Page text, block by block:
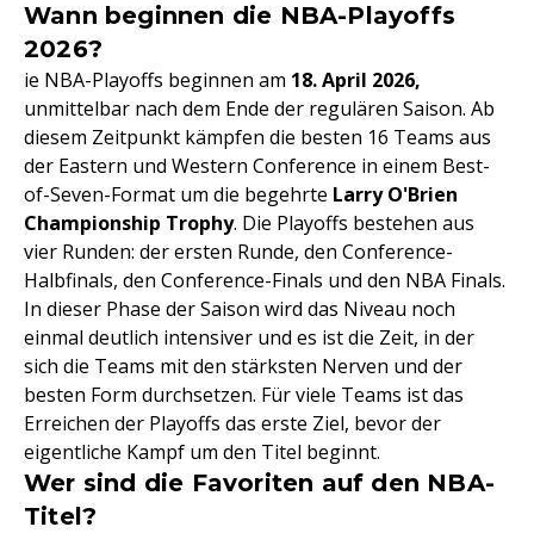
Wann beginnen die NBA-Playoffs
2026?
ie NBA-Playoffs beginnen am 18. April 2026,
unmittelbar nach dem Ende der regulären Saison. Ab
diesem Zeitpunkt kämpfen die besten 16 Teams aus
der Eastern und Western Conference in einem Best-
of-Seven-Format um die begehrte Larry O'Brien
Championship Trophy. Die Playoffs bestehen aus
vier Runden: der ersten Runde, den Conference-
Halbfinals, den Conference-Finals und den NBA Finals.
In dieser Phase der Saison wird das Niveau noch
einmal deutlich intensiver und es ist die Zeit, in der
sich die Teams mit den stärksten Nerven und der
besten Form durchsetzen. Für viele Teams ist das
Erreichen der Playoffs das erste Ziel, bevor der
eigentliche Kampf um den Titel beginnt.
Wer sind die Favoriten auf den NBA-
Titel?